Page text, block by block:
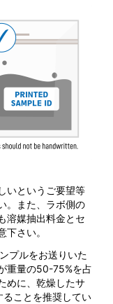
いというご要望等
。また、ラボ側の
溶媒抽出料金とセ
さい。
プルをお送りいた
重量の50-75%を占
めに、乾燥したサ
ことを推奨してい